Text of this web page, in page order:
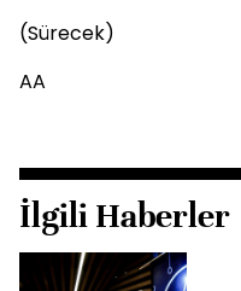
(Sürecek)
AA
İlgili Haberler